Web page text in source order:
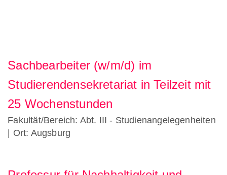
Sachbearbeiter (w/m/d) im
Studierendensekretariat in Teilzeit mit
25 Wochenstunden
Fakultät/Bereich: Abt. III - Studienangelegenheiten
| Ort: Augsburg